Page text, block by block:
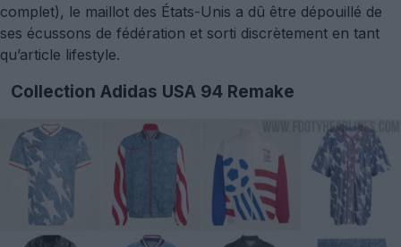
complet), le maillot des États-Unis a dû être dépouillé de
ses écussons de fédération et sorti discrètement en tant
qu’article lifestyle.
Collection Adidas USA 94 Remake